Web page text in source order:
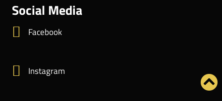
Social Media
Facebook
Instagram